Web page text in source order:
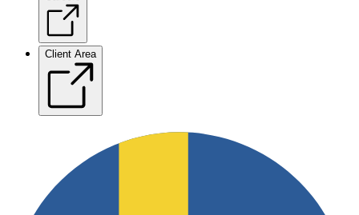
Client Area